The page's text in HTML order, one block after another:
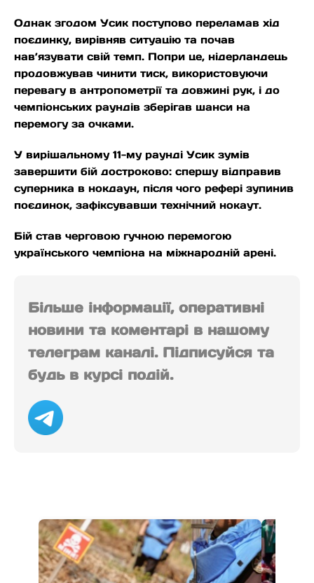
Однак згодом Усик поступово переламав хід
поєдинку, вирівняв ситуацію та почав
нав’язувати свій темп. Попри це, нідерландець
продовжував чинити тиск, використовуючи
перевагу в антропометрії та довжині рук, і до
чемпіонських раундів зберігав шанси на
перемогу за очками.
У вирішальному 11-му раунді Усик зумів
завершити бій достроково: спершу відправив
суперника в нокдаун, після чого рефері зупинив
поєдинок, зафіксувавши технічний нокаут.
Бій став черговою гучною перемогою
українського чемпіона на міжнародній арені.
Більше інформації, оперативні
новини та коментарі в нашому
телеграм каналі. Підписуйся та
будь в курсі подій.